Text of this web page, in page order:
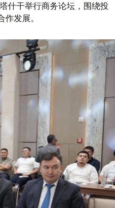
什干举行商务论坛，围绕投
发展。